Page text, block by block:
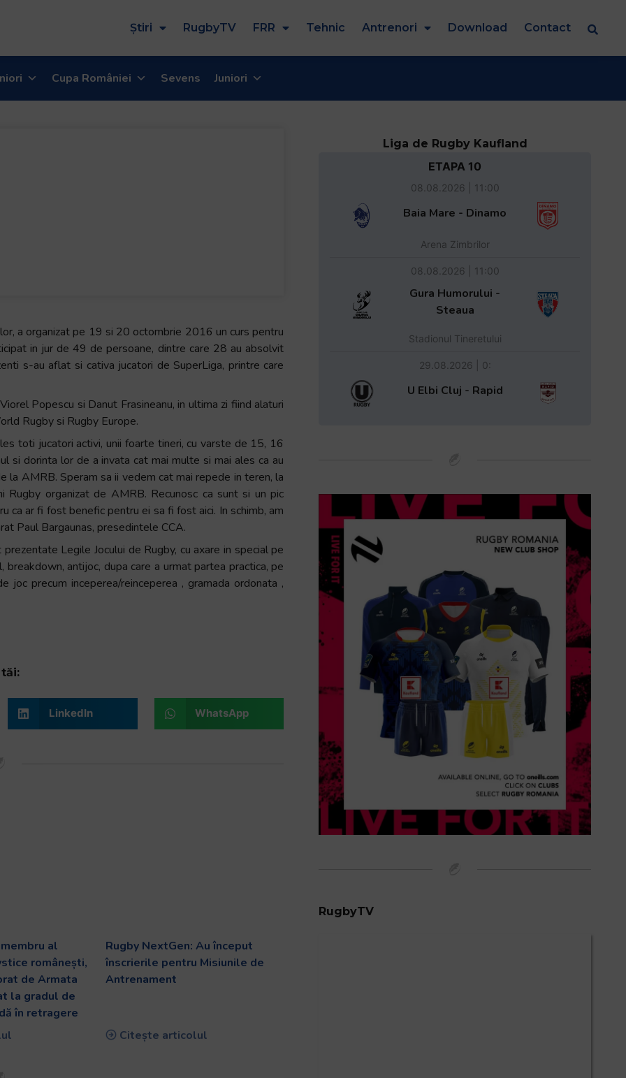
Știri RugbyTV FRR Tehnic Antrenori Download Contact
Cupa României Sevens Juniori
a organizat pe 19 si 20 octombrie 2016 un curs pentru
in jur de 49 de persoane, dintre care 28 au absolvit
s-au aflat si cativa jucatori de SuperLiga, printre care
Popescu si Danut Frasineanu, in ultima zi fiind alaturi
Rugby si Rugby Europe.
toti jucatori activi, unii foarte tineri, cu varste de 15, 16
si dorinta lor de a invata cat mai multe si mai ales ca au
la AMRB. Speram sa ii vedem cat mai repede in teren, la
Rugby organizat de AMRB. Recunosc ca sunt si un pic
ca ar fi fost benefic pentru ei sa fi fost aici. In schimb, am
Paul Bargaunas, presedintele CCA.
Legile Jocului de Rugby, cu axare in special pe
antijoc, dupa care a urmat partea practica, pe
precum inceperea/reinceperea , gramada ordonata ,
LinkedIn WhatsApp
al
românești,
de Armata
la gradul de
în retragere
Rugby NextGen: Au început
înscrierile pentru Misiunile de
Antrenament
Citește articolul
Liga de Rugby Kaufland
ETAPA 10
08.08.2026 | 11:00
Baia Mare - Dinamo
Arena Zimbrilor
08.08.2026 | 11:00
Gura Humorului -
Steaua
Stadionul Tineretului
29.08.2026 | 0:
U Elbi Cluj - Rapid
RugbyTV